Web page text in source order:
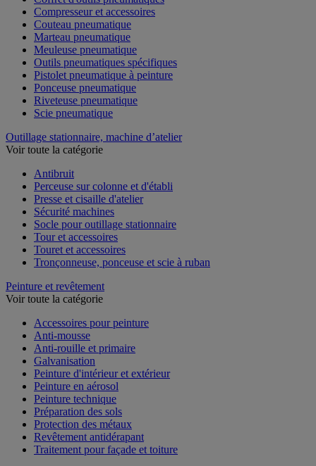
Compresseur et accessoires
Couteau pneumatique
Marteau pneumatique
Meuleuse pneumatique
Outils pneumatiques spécifiques
Pistolet pneumatique à peinture
Ponceuse pneumatique
Riveteuse pneumatique
Scie pneumatique
Outillage stationnaire, machine d’atelier
Voir toute la catégorie
Antibruit
Perceuse sur colonne et d'établi
Presse et cisaille d'atelier
Sécurité machines
Socle pour outillage stationnaire
Tour et accessoires
Touret et accessoires
Tronçonneuse, ponceuse et scie à ruban
Peinture et revêtement
Voir toute la catégorie
Accessoires pour peinture
Anti-mousse
Anti-rouille et primaire
Galvanisation
Peinture d'intérieur et extérieur
Peinture en aérosol
Peinture technique
Préparation des sols
Protection des métaux
Revêtement antidérapant
Traitement pour façade et toiture